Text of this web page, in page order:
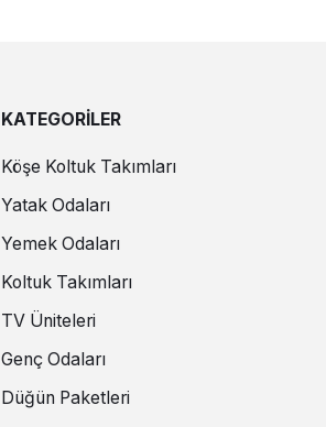
KATEGORİLER
Köşe Koltuk Takımları
Yatak Odaları
Yemek Odaları
Koltuk Takımları
TV Üniteleri
Genç Odaları
Düğün Paketleri